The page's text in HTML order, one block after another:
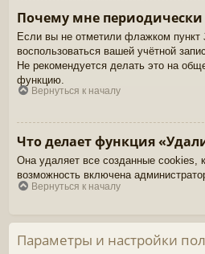
Почему мне периодически
Если вы не отметили флажком пункт
воспользоваться вашей учётной
Не рекомендуется делать это на
функцию.
Вернуться к началу
Что делает функция
Она удаляет все созданные cookies,
возможность включена
Вернуться к началу
Параметры и настройки